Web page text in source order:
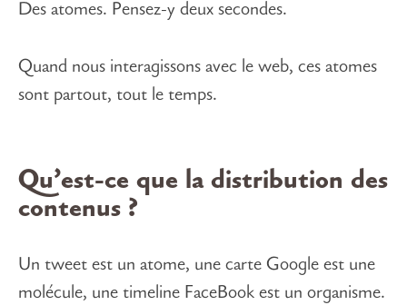
Des atomes. Pensez-y deux secondes.
Quand nous interagissons avec le web, ces atomes
sont partout, tout le temps.
Qu’est-ce que la distribution des
contenus ?
Un tweet est un atome, une carte Google est une
molécule, une timeline FaceBook est un organisme.